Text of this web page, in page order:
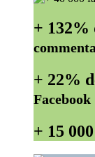
+
+ 22%
Facebook
+ 15